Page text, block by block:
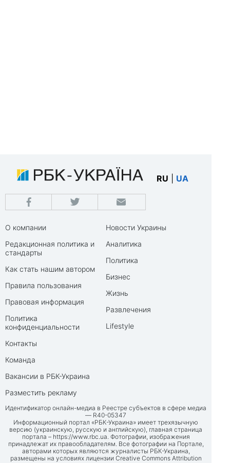
RU UA
О компании
Редакционная политика и
стандарты
Как стать нашим автором
Правила пользования
Правовая информация
Политика
конфиденциальности
Контакты
Команда
Вакансии в РБК-Украина
Разместить рекламу
Новости Украины
Аналитика
Политика
Бизнес
Жизнь
Развлечения
Lifestyle
Идентификатор онлайн-медиа в Реестре субъектов в сфере медиа
— R40-05347
Информационный портал «РБК-Украина» имеет трехязычную
версию (украинскую, русскую и английскую), главная страница
портала – https://www.rbc.ua. Фотографии, изображения
принадлежат их правообладателям. Все фотографии на Портале,
авторами которых являются журналисты РБК-Украина,
размещены на условиях лицензии Creative Commons Attribution